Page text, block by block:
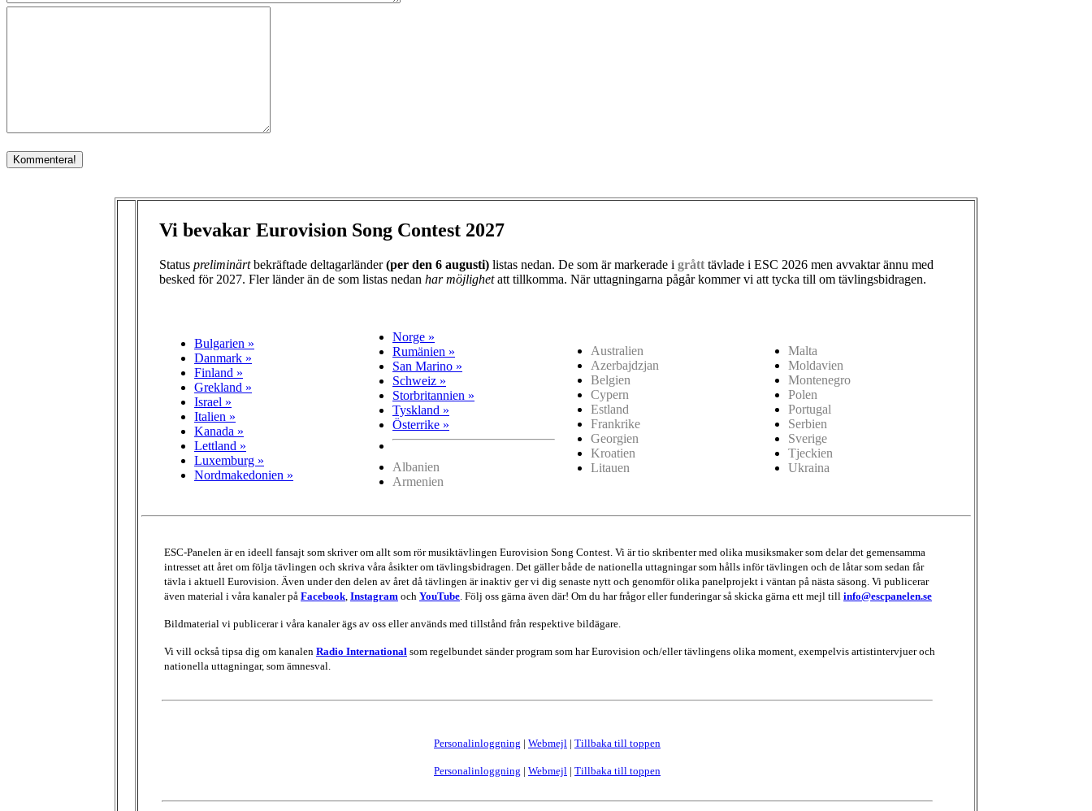
Vi bevakar Eurovision Song Contest 2027
Status preliminärtbekräftade deltagarländer(per den 6 augusti) listas nedan. De som är markerade i grått tävlade i ESC 2026 men avvaktar ännu med
besked för 2027. Fler länder än de som listas nedan har möjlighetatt tillkomma. När uttagningarna pågår kommer vi att tycka till om tävlingsbidragen.
Bulgarien »
Danmark »
Finland »
Grekland »
Israel »
Italien »
Kanada »
Lettland »
Luxemburg »
Nordmakedonien »
Norge »
Rumänien »
San Marino »
Schweiz »
Storbritannien »
Tyskland »
Österrike »
Albanien
Armenien
Australien
Azerbajdzjan
Belgien
Cypern
Estland
Frankrike
Georgien
Kroatien
Litauen
Malta
Moldavien
Montenegro
Polen
Portugal
Serbien
Sverige
Tjeckien
Ukraina
ESC-Panelen är en ideell fansajt som skriver om allt som rör musiktävlingen Eurovision Song Contest. Vi är tio skribenter med olika musiksmaker som delar det gemensamma
intresset att året om följa tävlingen och skriva våra åsikter om tävlingsbidragen. Det gäller både de nationella uttagningar som hålls inför tävlingen och de låtar som sedan får
tävla i aktuell Eurovision. Även under den delen av året då tävlingen är inaktiv ger vi dig senaste nytt och genomför olika panelprojekt i väntan på nästa säsong. Vi publicerar
även material i våra kanaler på Facebook Instagram och YouTube . Följ oss gärna även där! Om du har frågor eller funderingar så skicka gärna ett mejl till info@escpanelen.se
Bildmaterial vi publicerar i våra kanaler ägs av oss eller används med tillstånd från respektive bildägare.
Vi vill också tipsa dig om kanalen Radio International som regelbundet sänder program som har Eurovision och/eller tävlingens olika moment, exempelvis artistintervjuer och
nationella uttagningar, som ämnesval.
Personalinloggning | Webmejl | Tillbaka till toppen
Personalinloggning | Webmejl | Tillbaka till toppen